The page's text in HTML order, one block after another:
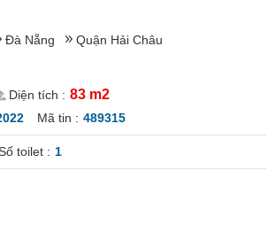
Đà Nẵng
Quận Hải Châu
Diện tích : 83 m2
Mã tin : 489315
toilet : 1